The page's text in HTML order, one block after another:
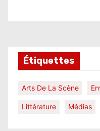
Étiquettes
Arts De La Scène
Littérature Médias